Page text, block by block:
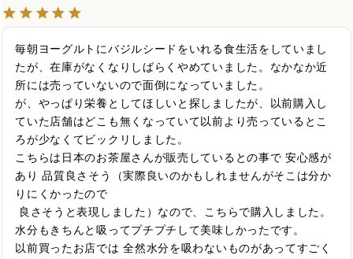
毎朝ヨーグルトにバジルシードをいれる食生活をしていまし
たが、在庫がなくなりしばらくやめていました。なかなか近
所には売っていないので面倒になっていました。
が、やっぱり栄養としてほしいと探しましたが、以前購入し
ていた店舗はどこも無くなっていて以前より売っているとこ
ろが少なくてビックリしました。
こちらは日本のお茶屋さんが販売しているとの事で 安心感が
あり 品質良さそう（実際良いのかもしれませんがそこは分か
りにくかったので
水分もきちんと吸ってプチプチして美味しかったです。
以前買ったお店では 全然水分を吸わないものがあってすごく